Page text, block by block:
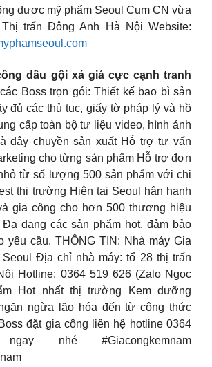
dược mỹ phẩm Seoul Cụm CN vừa
trấn Đông Anh Hà Nội Website:
dầu gội xả giá cực cạnh tranh
Boss trọn gói: Thiết kế bao bì sản
đủ các thủ tục, giấy tờ pháp lý và hồ
cấp toàn bộ tư liệu video, hình ảnh
dây chuyền sản xuất Hỗ trợ tư vấn
cho từng sản phẩm Hỗ trợ đơn
từ số lượng 500 sản phẩm với chi
thị trường Hiện tại Seoul hân hạnh
gia công cho hơn 500 thương hiệu
Đa dạng các sản phẩm hot, đảm bảo
yêu cầu. THÔNG TIN: Nhà máy Gia
Địa chỉ nhà máy: tổ 28 thị trấn
Hotline: 0364 519 626 (Zalo Ngọc
Hot nhất thị trường Kem dưỡng
ngừa lão hóa đến từ công thức
đặt gia công liên hệ hotline 0364
nhé #Giacongkemnam